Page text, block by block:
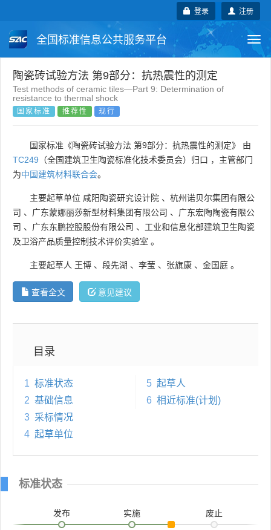
注册
登录
全国标准信息公共服务平台
国家标准 行业标准 地方标准
团体标准 企业标准
陶瓷砖试验方法 第9部分：抗热震性的测定
Test methods of ceramic tiles—Part 9: Determination of
resistance to thermal shock
国家标准 推荐性 现行
国家标准《陶瓷砖试验方法 第9部分：抗热震性的测定》 由
TC249 （全国建筑卫生陶瓷标准化技术委员会）归口 ，主管部门
为中国建筑材料联合会。
主要起草单位 咸阳陶瓷研究设计院 、 杭州诺贝尔集团有限公
司 、 广东蒙娜丽莎新型材料集团有限公司 、 广东宏陶陶瓷有限公
司 、 广东东鹏控股股份有限公司 、 工业和信息化部建筑卫生陶瓷
及卫浴产品质量控制技术评价实验室 。
主要起草人 王博 、 段先湖 、 李莹 、 张旗康 、 金国庭 。
查看全文 意见建议
目录
1 标准状态
2 基础信息
3 采标情况
4 起草单位
5 起草人
6 相近标准(计划)
标准状态
发布 实施 废止